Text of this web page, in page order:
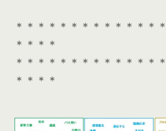
＊＊＊＊＊＊＊＊＊＊＊＊＊
＊＊＊＊
＊＊＊＊＊＊＊＊＊＊＊＊＊
＊＊＊＊